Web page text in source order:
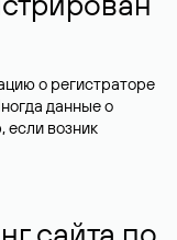
о регистраторе
данные о
если возник